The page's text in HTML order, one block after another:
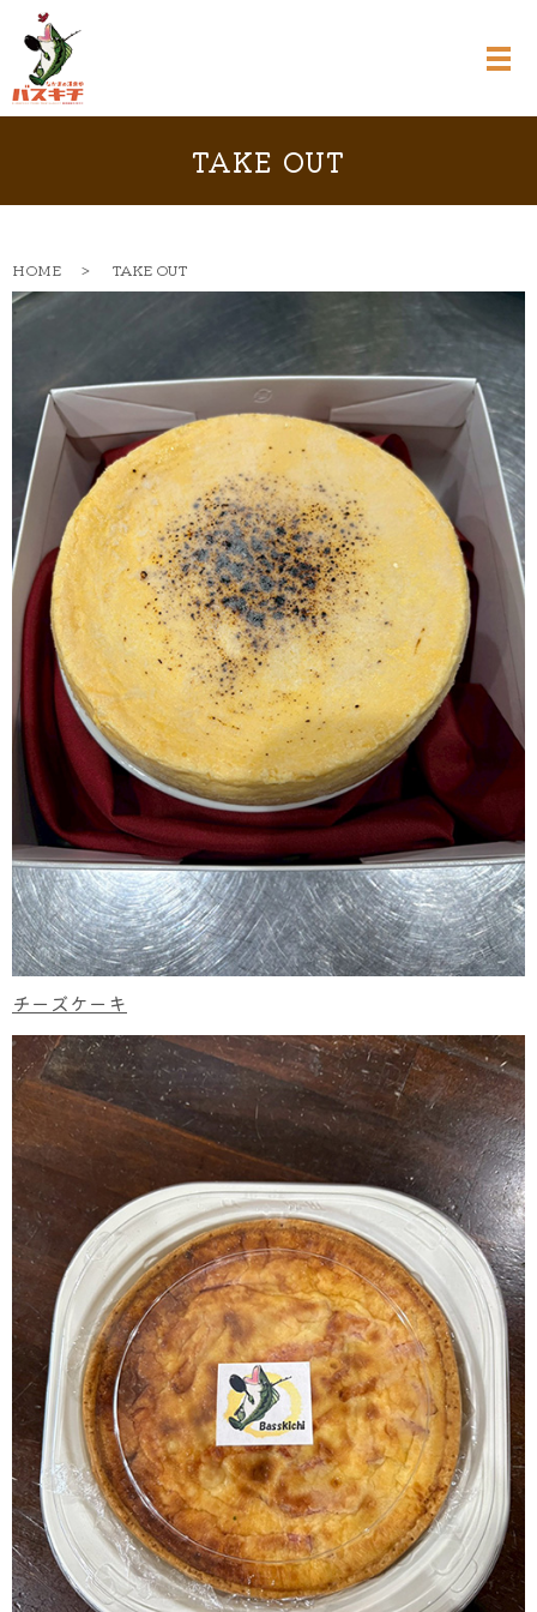
TAKE OUT
HOME TAKE OUT
チーズケーキ